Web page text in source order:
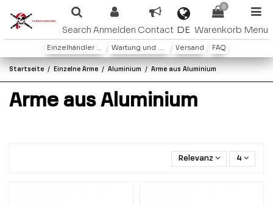
Search Anmelden Contact DE
0
Warenkorb Menu
Einzelhändler oder Distributoren Wartung und Garantie Versand FAQ
Startseite Einzelne Arme Aluminium Arme aus Aluminium
Arme aus Aluminium
Relevanz 4